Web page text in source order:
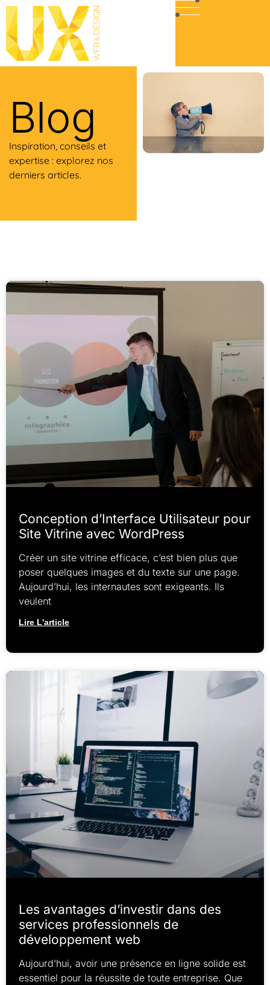
Blog
Inspiration, conseils et
expertise : explorez nos
derniers articles.
Conception d’Interface Utilisateur pour
Site Vitrine avec WordPress
Créer un site vitrine efficace, c’est bien plus que
poser quelques images et du texte sur une page.
Aujourd’hui, les internautes sont exigeants. Ils
veulent
Lire L'article
Les avantages d’investir dans des
services professionnels de
développement web
Aujourd’hui, avoir une présence en ligne solide est
essentiel pour la réussite de toute entreprise. Que